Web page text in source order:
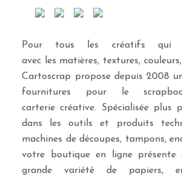
Pour tous les créatifs qui
avec les matières, textures,
Cartoscrap propose depuis 2008
fournitures pour le
carterie créative. Spécialisée plus
dans les outils et produits
machines de découpes, tampons,
votre boutique en ligne présente
grande variété de papiers,